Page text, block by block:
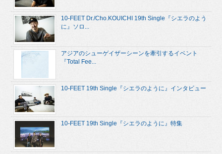
10-FEET Dr./Cho.KOUICHI 19th Single『シエラのよう
に』ソロ...
アジアのシューゲイザーシーンを牽引するイベント
『Total Fee...
10-FEET 19th Single『シエラのように』インタビュー
10-FEET 19th Single『シエラのように』特集